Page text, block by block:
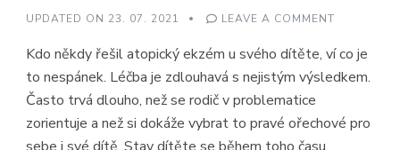
UPDATED ON 23. 07. 2021 LEAVE A COMMENT
MILUJEŠ
–
U
DĚTÍ
Kdo někdy řešil atopický ekzém u svého dítěte, ví co je
to nespánek. Léčba je zdlouhavá s nejistým výsledkem.
Často trvá dlouho, než se rodič v problematice
zorientuje a než si dokáže vybrat to pravé ořechové pro